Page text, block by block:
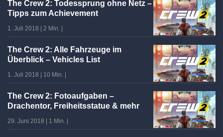
The Crew 2: Todessprung ohne Netz –
Tipps zum Achievement
1. Juli 2018 2 Min.
The Crew 2: Alle Fahrzeuge im
Überblick – Vehicles List
1. Juli 2018 10 Min.
The Crew 2: Fotoaufgaben –
Drachentor, Freiheitsstatue & mehr
29. Juni 2018 1 Min.